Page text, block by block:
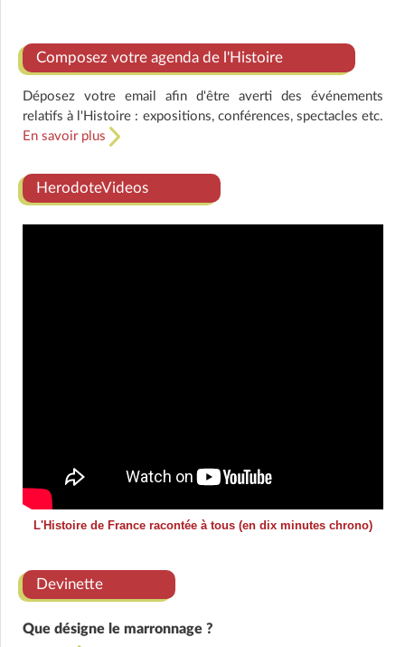
Composez votre agenda de l'Histoire
Déposez votre email afin d'être averti des événements
relatifs à l'Histoire : expositions, conférences, spectacles etc.
En savoir plus
HerodoteVideos
L'Histoire de France racontée à tous (en dix minutes chrono)
Devinette
Que désigne le marronnage ?